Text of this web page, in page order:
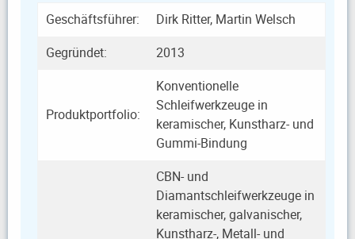
Geschäftsführer:
Dirk Ritter, Martin Welsch
Gegründet:
2013
Produktportfolio:
Konventionelle
Schleifwerkzeuge in
keramischer, Kunstharz- und
Gummi-Bindung
CBN- und
Diamantschleifwerkzeuge in
keramischer, galvanischer,
Kunstharz-, Metall- und